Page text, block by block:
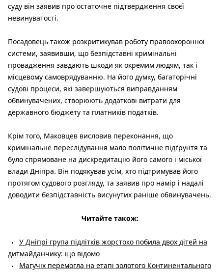
суду він заявив про остаточне підтвердження своєї
невинуватості.
Посадовець також розкритикував роботу правоохоронної
системи, заявивши, що безпідставні кримінальні
провадження завдають шкоди як окремим людям, так і
місцевому самоврядуванню. На його думку, багаторічні
судові процеси, які завершуються виправданням
обвинувачених, створюють додаткові витрати для
державного бюджету та платників податків.
Крім того, Маковцев висловив переконання, що
кримінальне переслідування мало політичне підґрунтя та
було спрямоване на дискредитацію його самого і міської
влади Дніпра. Він подякував усім, хто підтримував його
протягом судового розгляду, та заявив про намір і надалі
доводити безпідставність висунутих раніше обвинувачень.
Читайте також:
У Дніпрі група підлітків жорстоко побила двох дітей на
дитмайданчику: що відомо
Магучіх перемогла на етапі золотого Континентального